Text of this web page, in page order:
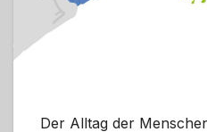
Der Alltag der